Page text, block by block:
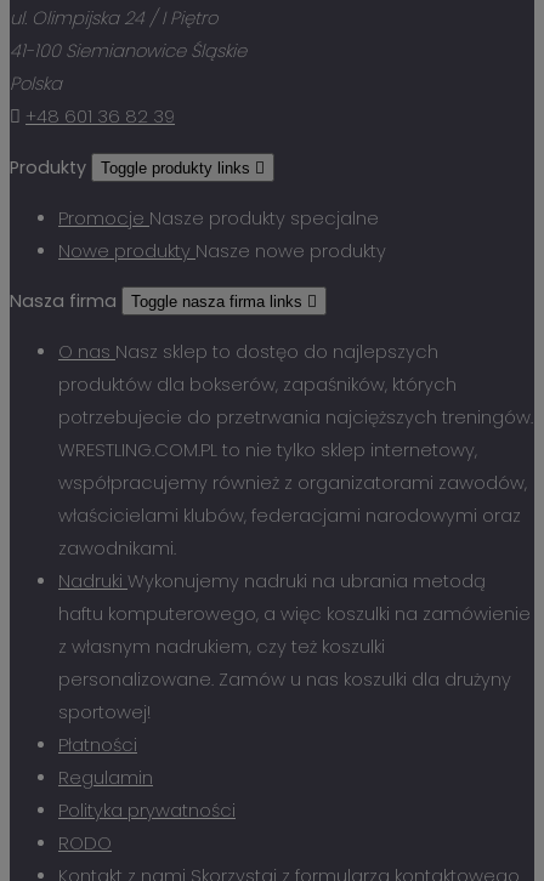
ul. Olimpijska 24 / I Piętro
41-100 Siemianowice Śląskie
Polska
 +48 601 36 82 39
Produkty Toggle produkty links 
Promocje Nasze produkty specjalne
Nowe produkty Nasze nowe produkty
Nasza firma Toggle nasza firma links 
O nas Nasz sklep to dostęo do najlepszych
produktów dla bokserów, zapaśników, których
potrzebujecie do przetrwania najcięższych treningów.
WRESTLING.COM.PL to nie tylko sklep internetowy,
współpracujemy również z organizatorami zawodów,
właścicielami klubów, federacjami narodowymi oraz
zawodnikami.
Nadruki Wykonujemy nadruki na ubrania metodą
haftu komputerowego, a więc koszulki na zamówienie
z własnym nadrukiem, czy też koszulki
personalizowane. Zamów u nas koszulki dla drużyny
sportowej!
Płatności
Regulamin
Polityka prywatności
RODO